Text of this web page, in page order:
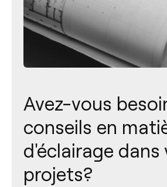
Avez-vous
conseils en
d'éclairage dans
projets?